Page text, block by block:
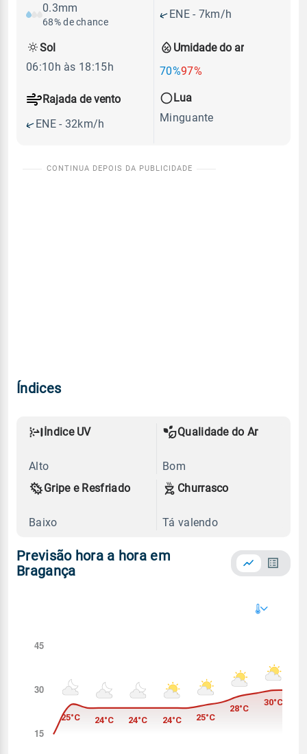
0.3mm
68% de chance
Umidade do ar
70%97%
ENE - 7km/h
Rajada de vento
ENE - 32km/h
Sol
06:10h às 18:15h
Lua
Minguante
Índices
Índice UV
Alto
Qualidade do Ar
Bom
Gripe e Resfriado
Baixo
Churrasco
Tá valendo
Previsão hora a hora em
Bragança